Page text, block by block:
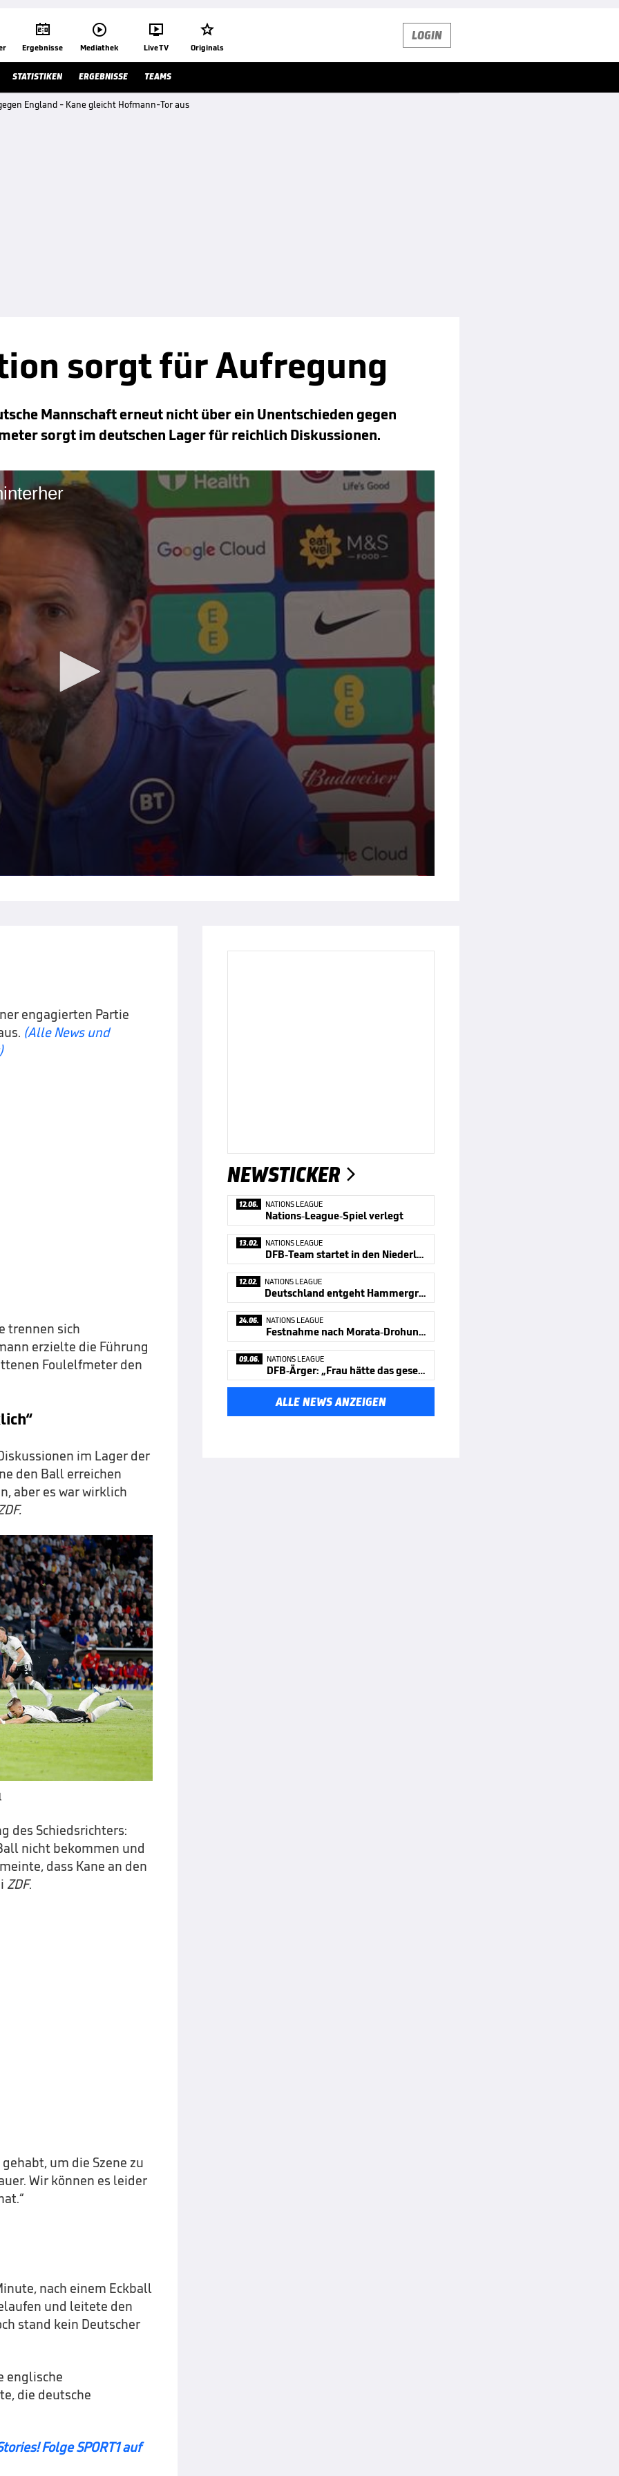

Ergebnisse

Mediathek

Live TV

Originals
LOGIN
STATISTIKEN ERGEBNISSE TEAMS
England - Kane gleicht Hofmann-Tor aus
sorgt für Aufregung
Mannschaft erneut nicht über ein Unentschieden gegen
sorgt im deutschen Lager für reichlich Diskussionen.
engagierten Partie
(Alle News und
trennen sich
erzielte die Führung
Foulelfmeter den
im Lager der
den Ball erreichen
aber es war wirklich
des Schiedsrichters:
nicht bekommen und
dass Kane an den
ZDF.
um die Szene zu
Wir können es leider
nach einem Eckball
und leitete den
stand kein Deutscher
englische
die deutsche
Folge SPORT1 auf
NEWSTICKER 
12.06. NATIONS LEAGUE
Nations-League-Spiel verlegt
13.02. NATIONS LEAGUE
DFB-Team startet in den Niederlanden
12.02. NATIONS LEAGUE
Deutschland entgeht Hammergruppe
24.06. NATIONS LEAGUE
Festnahme nach Morata-Drohungen
09.06. NATIONS LEAGUE
DFB-Ärger: „Frau hätte das gesehen“
ALLE NEWS ANZEIGEN